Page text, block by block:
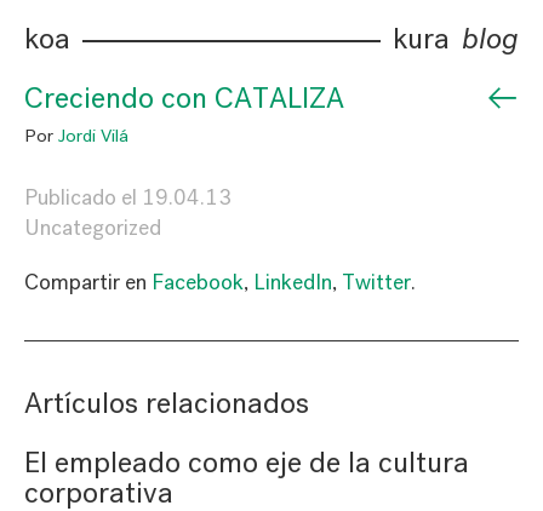
koa kura blog
Creciendo con CATALIZA
←
Por Jordi Vilá
Publicado el 19.04.13
Uncategorized
Compartir en Facebook, LinkedIn, Twitter.
Artículos relacionados
El empleado como eje de la cultura
corporativa